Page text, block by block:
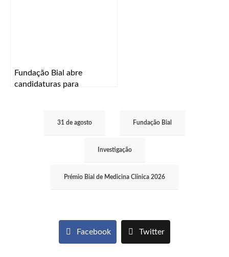
Fundação Bial abre
candidaturas para
31 de agosto Fundação Bial
Investigação
Prémio Bial de Medicina Clínica 2026
Facebook Twitter